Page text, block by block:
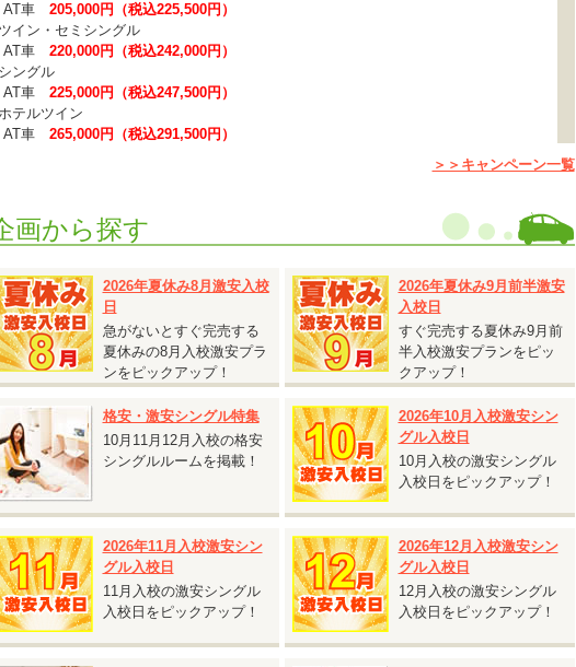
車 205,000円（税込225,500円）
イン・セミシングル
車 220,000円（税込242,000円）
ングル
車 225,000円（税込247,500円）
テルツイン
車265,000円（税込291,500円）
普通二輪免許を所持されている方は、上記料金より税込5,500円引きとなります。
ル割との併用可能です。
2026.08.06
『女性限定！個室無料キャンペーン！』
静岡県 掛川自動車学校◆
女性限定！個室無料キャンペーン！』
対象入校日：2026年10月13日～11月14日
シングル・ツイン
車240,000円（税込264,000円）
車280,000円（税込308,000円）
性限定のキャンペーンです。
相部屋料金でシングルまたはツインをご利用いただけます。
グル割との併用が可能です。
保証内容・往復交通費支給額は通常プランと同じです。
仮免許申請交付料金は別途必要です。
＞＞キャンペーン一覧
画から探す
2026年夏休み8月激安入校
日
急がないとすぐ完売する
夏休みの8月入校激安プラ
ンをピックアップ！
2026年夏休み9月前半激安
入校日
すぐ完売する夏休み9月前
半入校激安プランをピッ
クアップ！
格安・激安シングル特集
10月11月12月入校の格安
シングルルームを掲載！
2026年10月入校激安シン
グル入校日
10月入校の激安シングル
入校日をピックアップ！
2026年11月入校激安シン
グル入校日
11月入校の激安シングル
入校日をピックアップ！
2026年12月入校激安シン
グル入校日
12月入校の激安シングル
入校日をピックアップ！